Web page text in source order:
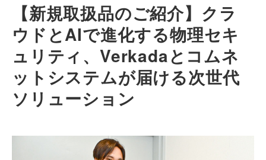
【新規取扱品のご紹介】クラ
ウドとAIで進化する物理セキ
ュリティ、Verkadaとコムネ
ットシステムが届ける次世代
ソリューション